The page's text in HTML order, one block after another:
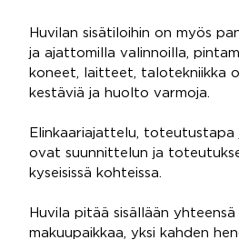
Huvilan sisätiloihin on myös
ja ajattomilla valinnoilla,
koneet, laitteet, talotekniikka
kestäviä ja huolto varmoja.
Elinkaariajattelu,
ovat suunnittelun ja
kyseisissä kohteissa.
Huvila pitää sisällään yhteensä
makuupaikkaa, yksi kahden